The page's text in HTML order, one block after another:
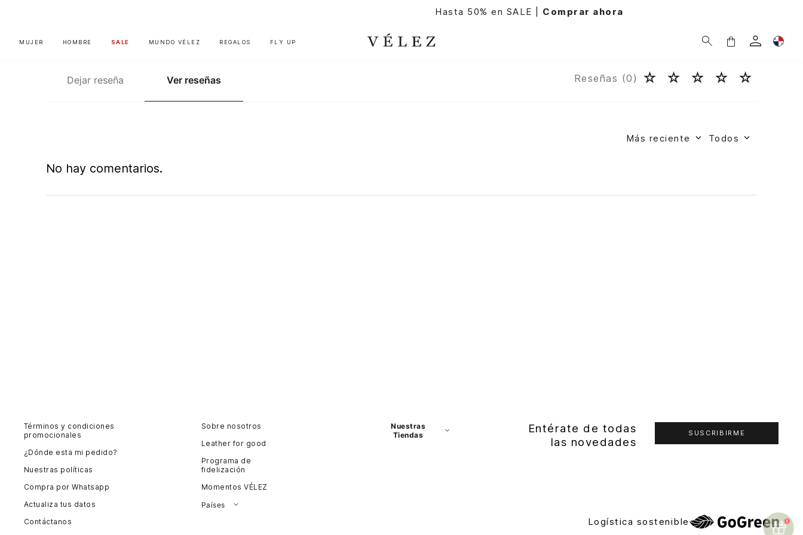
Hasta 50% en SALE | Comprar ahora
MUJER HOMBRE SALE MUNDO VÉLEZ REGALOS FLY UP
Dejar reseña Ver reseñas Reseñas (0 ) ☆ ☆ ☆ ☆ ☆
Más reciente Todos
No hay comentarios.
Entérate de todas
las novedades
SUSCRIBIRME
Términos y condiciones
promocionales
¿Dónde esta mi pedido?
Nuestras políticas
Compra por Whatsapp
Actualiza tus datos
Contáctanos
Sobre nosotros
Leather for good
Programa de
fidelización
Momentos VÉLEZ
Países
Nuestras
Tiendas
Logística sostenible